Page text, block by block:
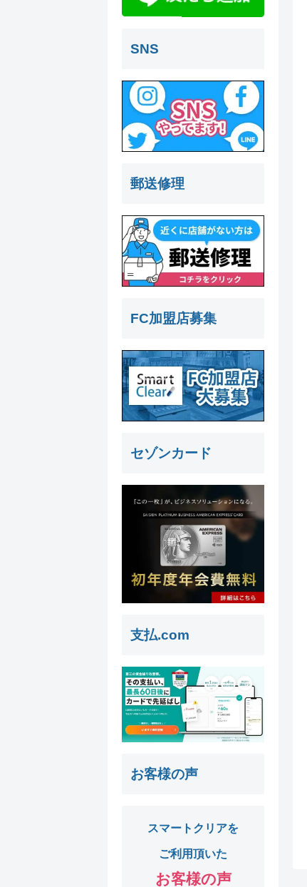
SNS
郵送修理
FC加盟店募集
セゾンカード
支払.com
お客様の声
スマートクリアを
ご利用頂いた
お客様の声